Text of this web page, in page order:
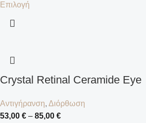
Επιλογή
Crystal Retinal Ceramide Eye
Αντιγήρανση, Διόρθωση
53,00 € – 85,00 €